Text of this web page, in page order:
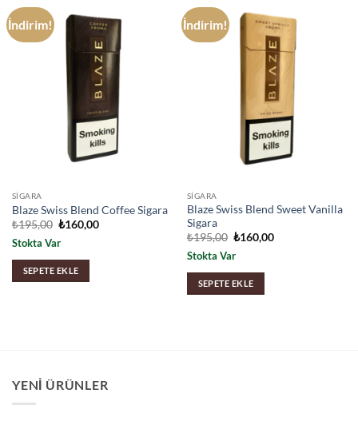
İndirim!
SIGARA
Blaze Swiss Blend Coffee Sigara
₺195,00 Orijinal
₺195,00.
₺160,00Şu
Stokta Var
SEPETE EKLE
İndirim!
SIGARA
Blaze Swiss Blend Sweet Vanilla
Sigara
₺195,00 Orijinal
₺195,00.
₺160,00Şu
Stokta Var
SEPETE EKLE
YENI ÜRÜNLER